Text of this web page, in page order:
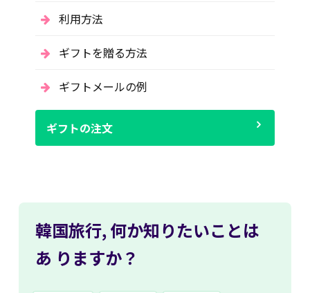
利用方法
ギフトを贈る方法
ギフトメールの例
ギフトの注文
韓国旅行, 何か知りたいことは
あ りますか？